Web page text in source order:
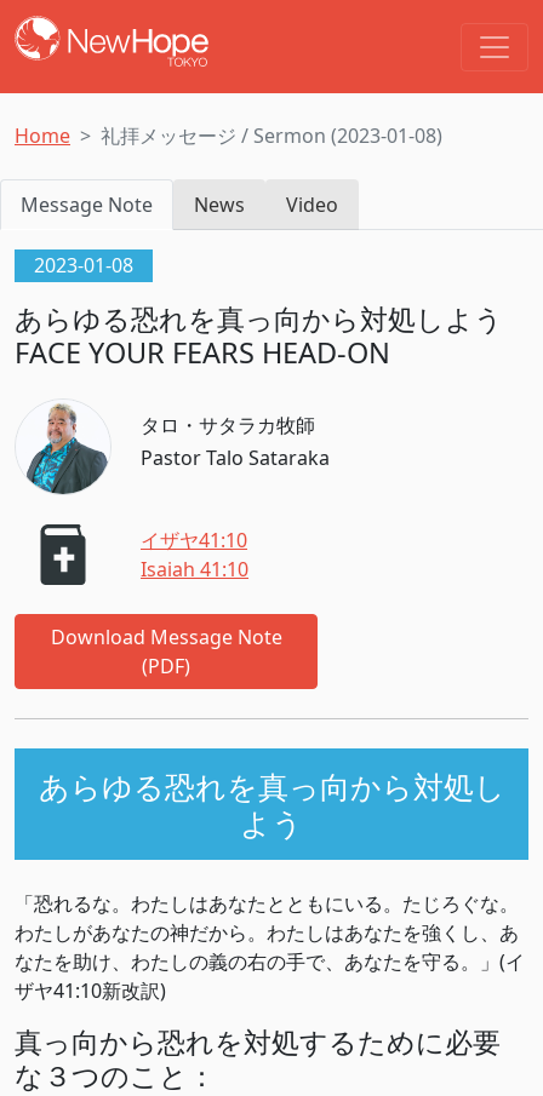
Home 礼拝メッセージ / Sermon (2023-01-08)
Message Note News Video
2023-01-08
あらゆる恐れを真っ向から対処しよう
FACE YOUR FEARS HEAD-ON
タロ・サタラカ牧師
Pastor Talo Sataraka
イザヤ41:10
Isaiah 41:10
Download Message Note
(PDF)
あらゆる恐れを真っ向から対処し
よう
「恐れるな。わたしはあなたとともにいる。たじろぐな。
わたしがあなたの神だから。わたしはあなたを強くし、あ
なたを助け、わたしの義の右の手で、あなたを守る。」(イ
ザヤ41:10新改訳)
真っ向から恐れを対処するために必要
な３つのこと：